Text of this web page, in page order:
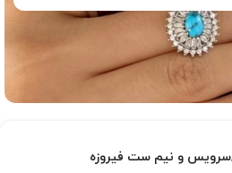
سرویس و نیم ست فیروزه